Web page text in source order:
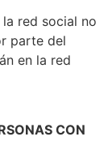
red social no
parte del
en la red
CON